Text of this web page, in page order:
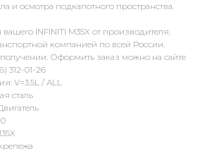
и осмотра подкапотного пространства.
INFINITI M35X от производителя.
компанией по всей России.
Оформить заказ можно на сайте
312-01-26
V=3.5L / ALL
сталь